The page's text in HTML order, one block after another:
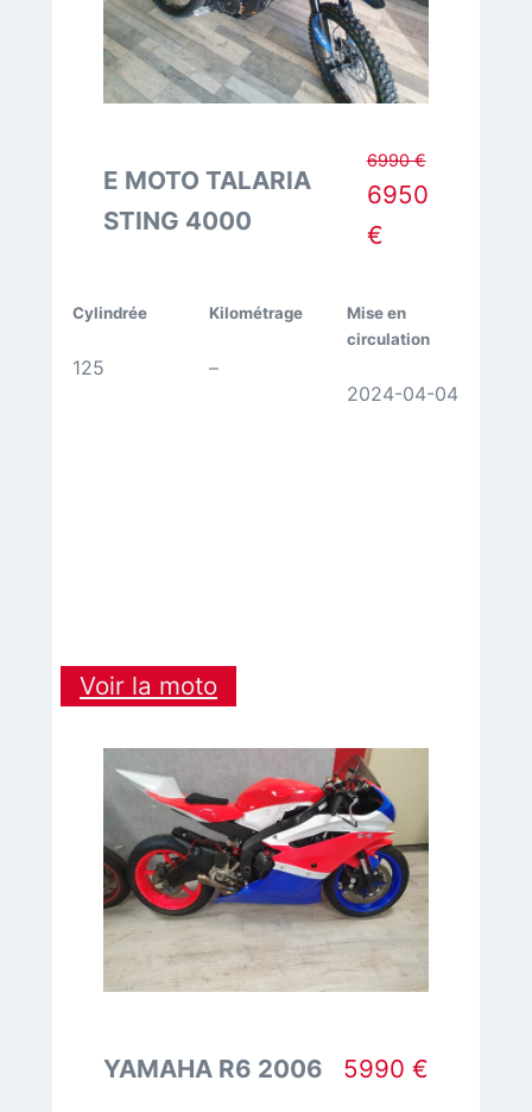
E MOTO TALARIA
STING 4000
6990 €
6950
€
Cylindrée
125
Kilométrage
–
Mise en
circulation
2024-04-04
Voir la moto:
TALARIA
STING
4000
YAMAHA R6 2006 5990 €